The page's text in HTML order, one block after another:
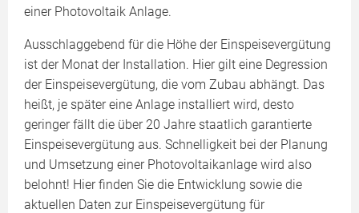
einer Photovoltaik Anlage.
Ausschlaggebend für die Höhe der Einspeisevergütung
ist der Monat der Installation. Hier gilt eine Degression
der Einspeisevergütung, die vom Zubau abhängt. Das
heißt, je später eine Anlage installiert wird, desto
geringer fällt die über 20 Jahre staatlich garantierte
Einspeisevergütung aus. Schnelligkeit bei der Planung
und Umsetzung einer Photovoltaikanlage wird also
belohnt! Hier finden Sie die Entwicklung sowie die
aktuellen Daten zur Einspeisevergütung für